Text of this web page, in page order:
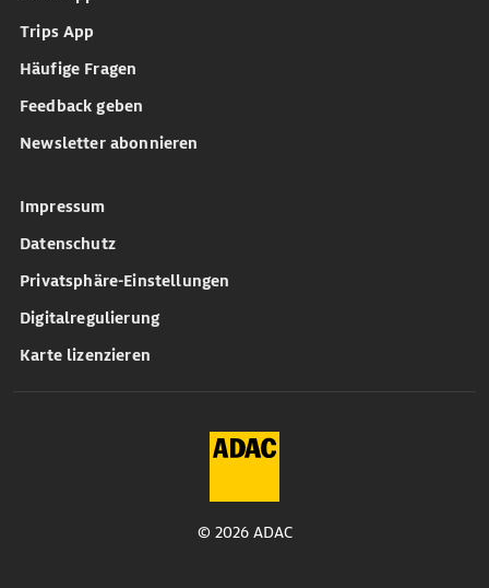
Trips App
Häufige Fragen
Feedback geben
Newsletter abonnieren
Impressum
Datenschutz
Privatsphäre-Einstellungen
Digitalregulierung
Karte lizenzieren
© 2026 ADAC